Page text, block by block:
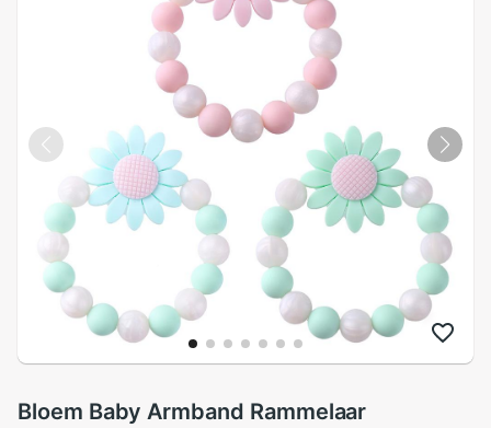
Bloem Baby Armband Rammelaar